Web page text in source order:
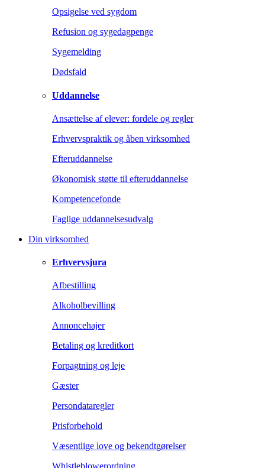
Opsigelse ved sygdom
Refusion og sygedagpenge
Sygemelding
Dødsfald
Uddannelse
Ansættelse af elever: fordele og regler
Erhvervspraktik og åben virksomhed
Efteruddannelse
Økonomisk støtte til efteruddannelse
Kompetencefonde
Faglige uddannelsesudvalg
Din virksomhed
Erhvervsjura
Afbestilling
Alkoholbevilling
Annoncehajer
Betaling og kreditkort
Forpagtning og leje
Gæster
Persondataregler
Prisforbehold
Væsentlige love og bekendtgørelser